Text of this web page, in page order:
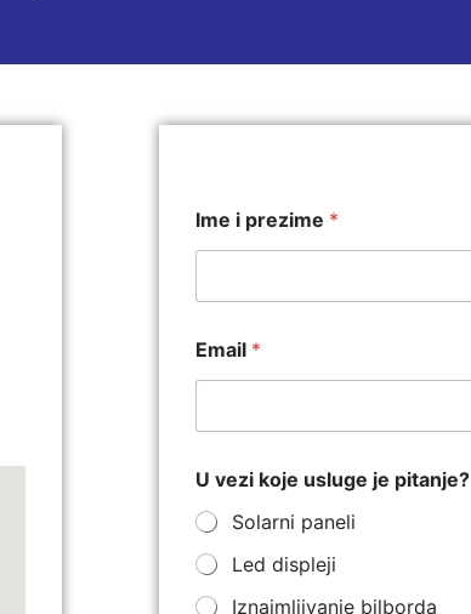
Ime i prezime *
Email *
U vezi koje usluge je pitanje?
Solarni paneli
Led displeji
Iznajmljivanje bilborda